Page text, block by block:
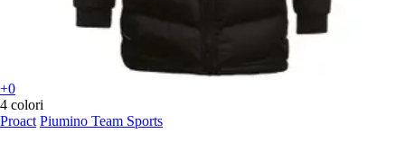
+0
4 colori
Proact Piumino Team Sports